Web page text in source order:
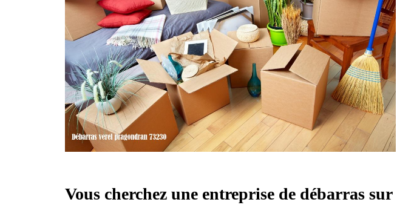
Vous cherchez une entreprise de débarras sur